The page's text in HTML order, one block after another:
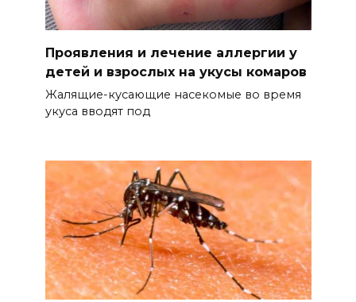
Проявления и лечение аллергии у
детей и взрослых на укусы комаров
Жалящие-кусающие насекомые во время
укуса вводят под